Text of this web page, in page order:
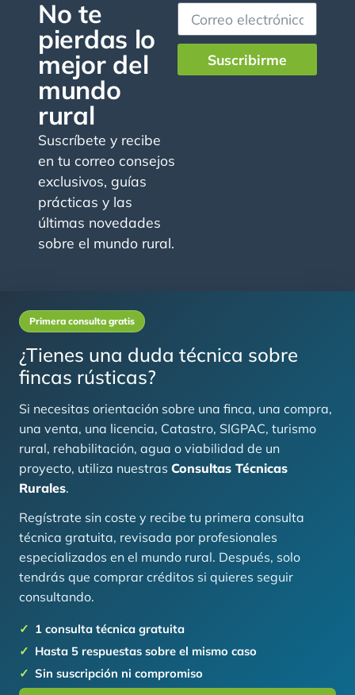
No te
pierdas lo
mejor del
mundo
rural
Suscríbete y recibe
en tu correo consejos
exclusivos, guías
prácticas y las
últimas novedades
sobre el mundo rural.
Suscribirme
Primera consulta gratis
¿Tienes una duda técnica sobre
fincas rústicas?
Si necesitas orientación sobre una finca, una compra,
una venta, una licencia, Catastro, SIGPAC, turismo
rural, rehabilitación, agua o viabilidad de un
proyecto, utiliza nuestras Consultas Técnicas
Rurales.
Regístrate sin coste y recibe tu primera consulta
técnica gratuita, revisada por profesionales
especializados en el mundo rural. Después, solo
tendrás que comprar créditos si quieres seguir
consultando.
1 consulta técnica gratuita
Hasta 5 respuestas sobre el mismo caso
Sin suscripción ni compromiso